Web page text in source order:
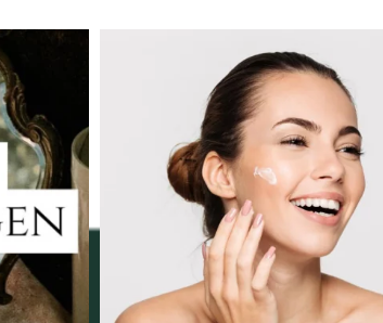
Behandlingserbjudande
mars!
Vi...
2